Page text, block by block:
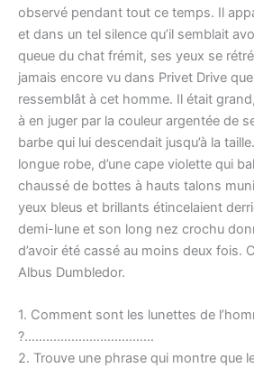
observé pendant tout ce temps. Il
et dans un tel silence qu’il semblait
queue du chat frémit, ses yeux se
jamais encore vu dans Privet Drive
ressemblât à cet homme. Il était
à en juger par la couleur argentée de
barbe qui lui descendait jusqu’à la
longue robe, d’une cape violette qui
chaussé de bottes à hauts talons
yeux bleus et brillants étincelaient
demi-lune et son long nez crochu
d’avoir été cassé au moins deux fois.
Albus Dumbledor.
1. Comment sont les lunettes de
?………………………………
2. Trouve une phrase qui montre que